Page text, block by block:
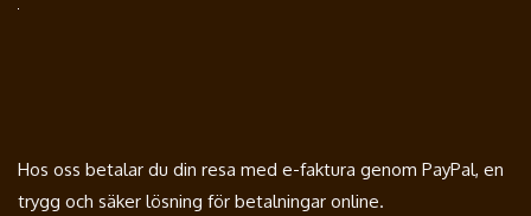
Hos oss betalar du din resa med e-faktura genom PayPal, en
trygg och säker lösning för betalningar online.